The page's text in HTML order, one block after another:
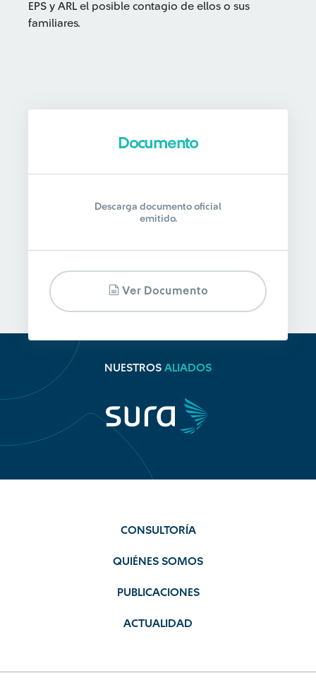
EPS y ARL el posible contagio de ellos o sus
familiares.
Documento
Descarga documento oficial
emitido.
Ver Documento
NUESTROS ALIADOS
CONSULTORÍA
QUIÉNES SOMOS
PUBLICACIONES
ACTUALIDAD